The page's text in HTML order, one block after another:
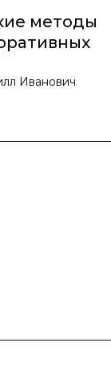
методы
Иванович